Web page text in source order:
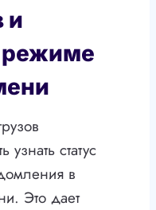
и
режиме
узнать статус
в
Это дает